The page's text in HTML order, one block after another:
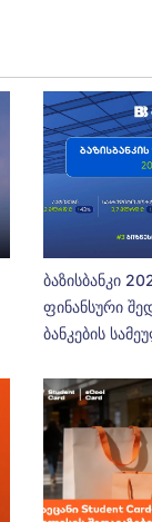
ბაზისბანკი
ფინანსური
ბანკების